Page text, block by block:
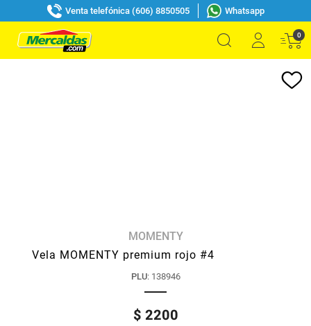
Venta telefónica (606) 8850505 Whatsapp
0
MOMENTY
Vela MOMENTY premium rojo #4
PLU: 138946
$ 2200